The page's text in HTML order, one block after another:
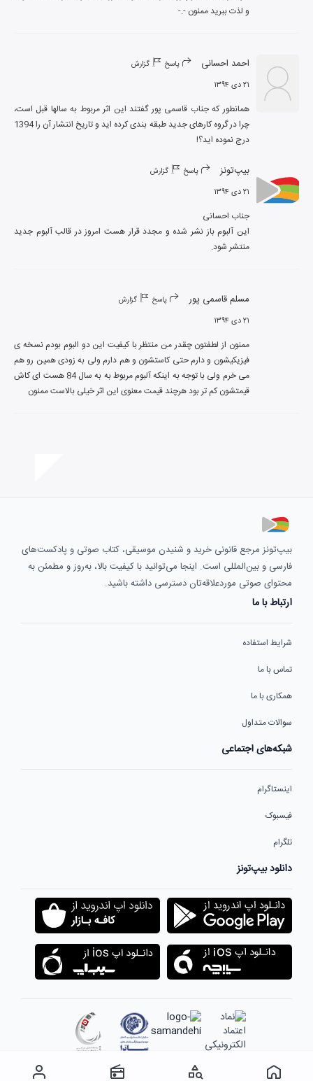
و لذت ببرید ممنون -.-
احمد احسانی پاسخ گزارش
۲۱ دی ۱۳۹۴
درج نموده اید؟!
بیپ‌تونز پاسخ گزارش
۲۱ دی ۱۳۹۴
منتشر شود.
مسلم قاسمی پور پاسخ گزارش
۲۱ دی ۱۳۹۴
ممنون از لطفتون چقدر من منتظر با کیفیت این دو البوم بودم نسخه ی
می خرم ولی با توجه به اینکه آلبوم مربوط به به سال 84 هست ای کاش
قیمتشون کم تر بود هرچند قیمت معنوی این اثر خیلی بالاست ممنون
بیپ‌تونز مرجع قانونی خرید و شنیدن موسیقی، کتاب صوتی و پادکست‌های
فارسی و بین‌المللی است. اینجا می‌توانید با کیفیت بالا، به‌روز و مطمئن به
محتوای صوتی موردعلاقه‌تان دسترسی داشته باشید.
ارتباط با ما
شرایط استفاده
تماس با ما
همکاری با ما
سوالات متداول
شبکه‌های اجتماعی
اینستاگرام
فیسبوک
تلگرام
دانلود بیپ‌تونز